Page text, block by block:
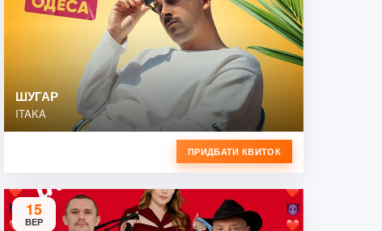
ШУГАР
ITAKA
ПРИДБАТИ КВИТОК
15
ВЕР